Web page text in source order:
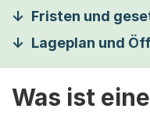
Fristen und
Lageplan und
Was ist